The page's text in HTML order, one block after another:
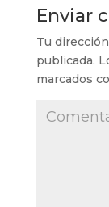
Enviar
Tu
publicada.
marcados